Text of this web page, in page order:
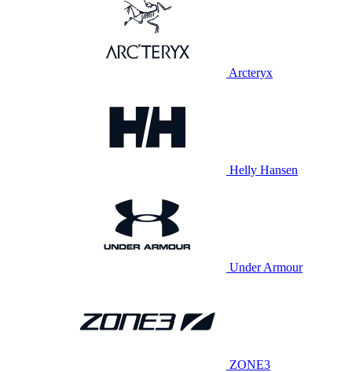
Arcteryx
Helly Hansen
Under Armour
ZONE3